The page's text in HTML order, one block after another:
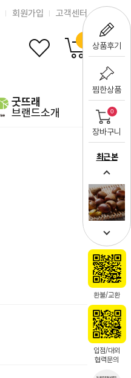
상품후기
찜한상품
0
장바구니
최근 본
환불/교환
입점/대외
협력문의
회원가입 고객센터
굿뜨래
브랜드소개